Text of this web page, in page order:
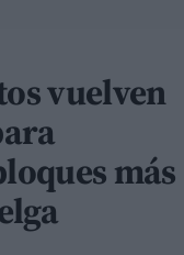
vuelven
más